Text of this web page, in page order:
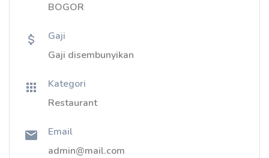
BOGOR
Gaji
Gaji disembunyikan
Kategori
Restaurant
Email
admin@mail.com